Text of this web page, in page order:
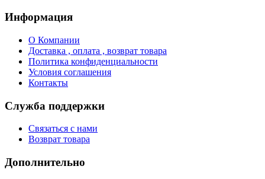
Информация
О Компании
Доставка , оплата , возврат товара
Политика конфиденциальности
Условия соглашения
Контакты
Служба поддержки
Связаться с нами
Возврат товара
Дополнительно